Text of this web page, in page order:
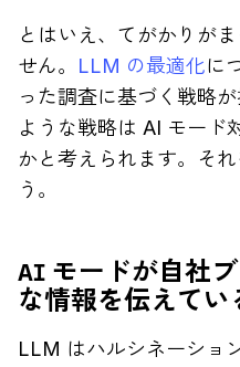
とはいえ、てがかりが
せん。 LLM の最適化に
った調査に基づく戦略
ような戦略は AI モード
かと考えられます。そ
う。
AI モードが自社
な情報を伝えてい
LLM はハルシネーショ